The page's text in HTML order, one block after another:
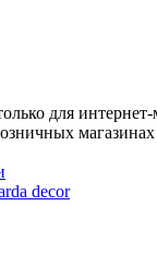
для
магазинах
decor